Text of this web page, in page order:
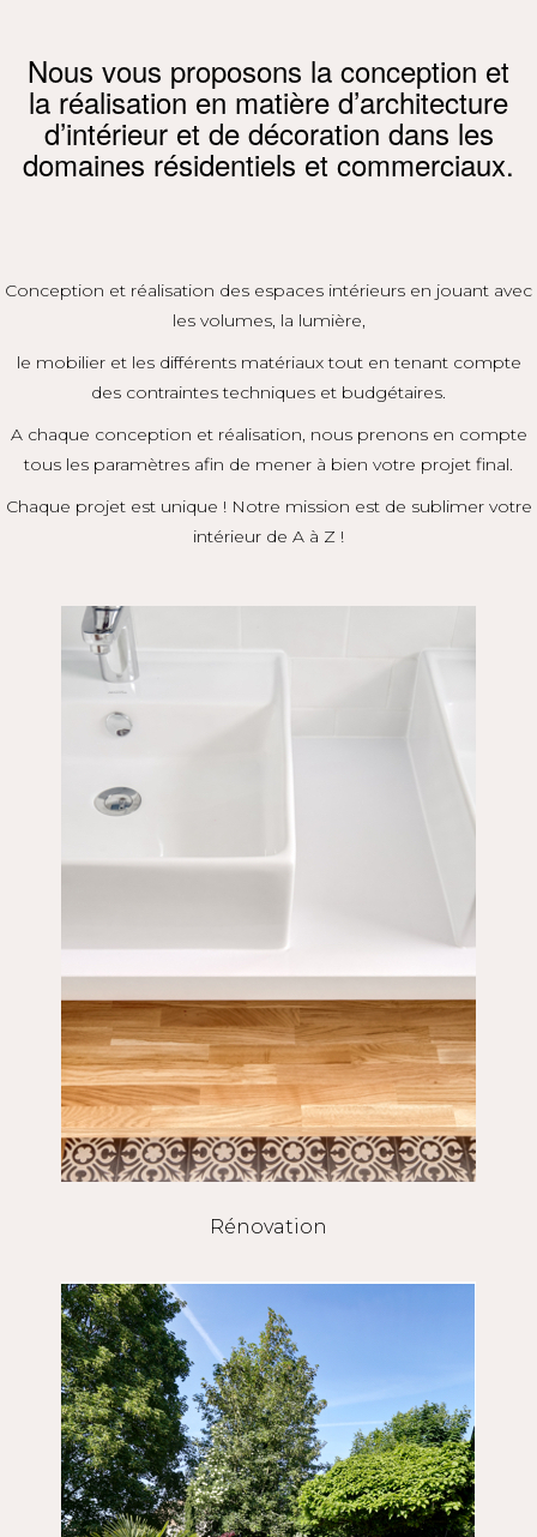
Nous vous proposons la conception et
la réalisation en matière d’architecture
d’intérieur et de décoration dans les
domaines résidentiels et commerciaux.
Conception et réalisation des espaces intérieurs en jouant avec
les volumes, la lumière,
le mobilier et les différents matériaux tout en tenant compte
des contraintes techniques et budgétaires.
A chaque conception et réalisation, nous prenons en compte
tous les paramètres afin de mener à bien votre projet final.
Chaque projet est unique ! Notre mission est de sublimer votre
intérieur de A à Z !
Rénovation